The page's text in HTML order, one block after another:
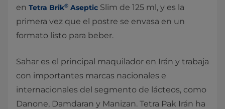
en Tetra Brik® Aseptic Slim de 125 ml, y es la
primera vez que el postre se envasa en un
formato listo para beber.
Sahar es el principal maquilador en Irán y trabaja
con importantes marcas nacionales e
internacionales del segmento de lácteos, como
Danone, Damdaran y Manizan. Tetra Pak Irán ha